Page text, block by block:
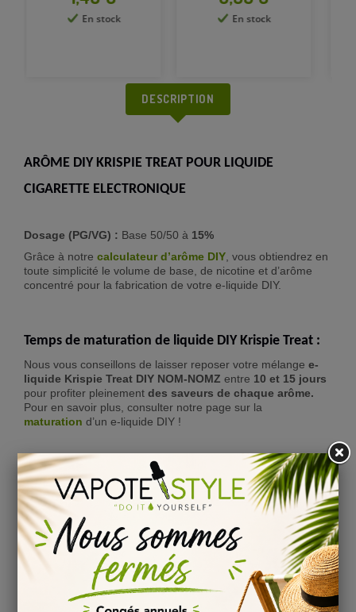
En stock En stock
DESCRIPTION
ARÔME DIY KRISPIE TREAT POUR LIQUIDE
CIGARETTE ELECTRONIQUE
Dosage (PG/VG) : Base 50/50 à 15%
Grâce à notre calculateur d’arôme DIY, vous obtiendrez en
toute simplicité le volume de base, de nicotine et d’arôme
concentré pour la fabrication de votre e-liquide DIY.
Temps de maturation de liquide DIY Krispie Treat :
Nous vous conseillons de laisser reposer votre mélange e-
liquide Krispie Treat DIY NOM-NOMZ entre 10 et 15 jours
pour profiter pleinement des saveurs de chaque arôme.
Pour en savoir plus, consulter notre page sur la
maturation d’un e-liquide DIY !
Informations
Conservation : stocké entre 4 et 16°C
Conforme au règlement 1334/2008/CEE
Composition : Propylène Glycol & Arôme alimentaire
Comment bien conserver ses liquides DIY Krispie